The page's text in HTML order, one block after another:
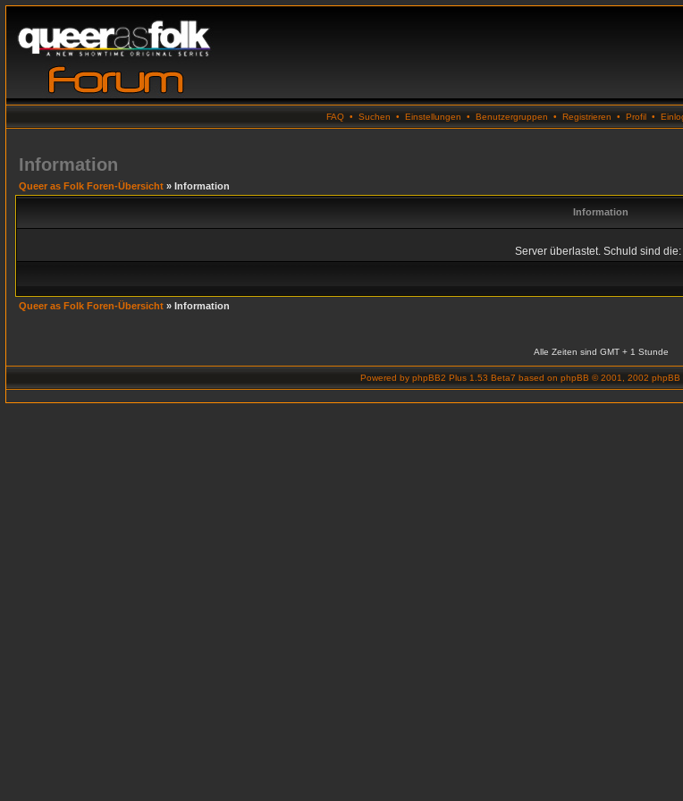
FAQ • Suchen • Einstellungen • Benutzergruppen • Registrieren • Profil •
Information
Queer as Folk Foren-Übersicht » Information
Information
Server überlastet. Schuld sind die:
Queer as Folk Foren-Übersicht » Information
Alle Zeiten sind GMT + 1 Stunde
Powered by phpBB2 Plus 1.53 Beta7 based on phpBB © 2001, 2002 phpBB